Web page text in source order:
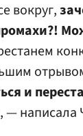
вокруг,
и
— написала